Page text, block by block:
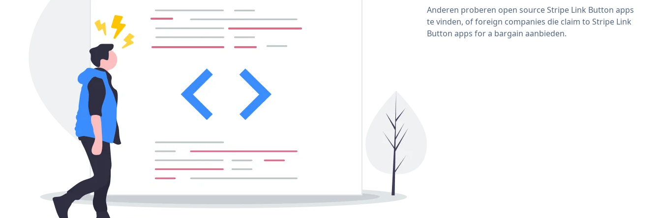
Anderen proberen open source Stripe Link Button apps
te vinden, of foreign companies die claim to Stripe Link
Button apps for a bargain aanbieden.